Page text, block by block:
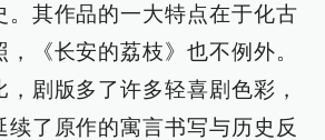
。其作品的一大特点在于化古
《长安的荔枝》也不例外。
，剧版多了许多轻喜剧色彩，
续了原作的寓言书写与历史反